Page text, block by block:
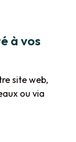
à vos
site web,
ou via